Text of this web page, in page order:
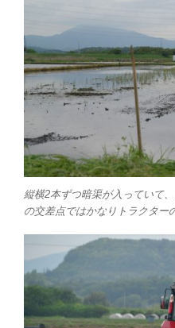
縦横2本ずつ暗渠が入っていて
の交差点ではかなりトラクター